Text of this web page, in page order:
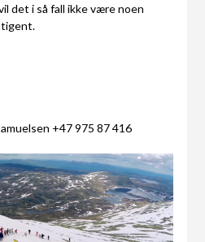
det i så fall ikke være noen
+47 975 87 416